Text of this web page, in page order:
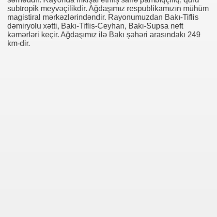
subtropik meyvəçilikdir. Ağdaşımız respublikamızın mühüm
magistiral mərkəzlərindəndir. Rayonumuzdan Bakı-Tiflis
dəmiryolu xətti, Bakı-Tiflis-Ceyhan, Bakı-Supsa neft
kəmərləri keçir. Ağdaşımız ilə Bakı şəhəri arasındakı 249
km-dir.